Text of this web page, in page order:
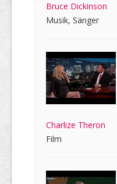
Bruce Dickinson
Musik, Sänger
Charlize Theron
Film